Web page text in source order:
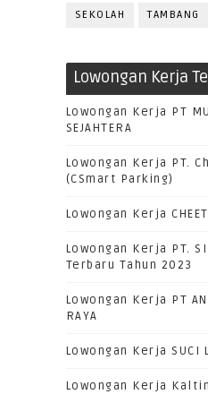
SEKOLAH TAMBANG
Lowongan Kerja
Lowongan Kerja PT
SEJAHTERA
Lowongan Kerja PT.
(CSmart Parking)
Lowongan Kerja
Lowongan Kerja PT.
Terbaru Tahun 2023
Lowongan Kerja PT
RAYA
Lowongan Kerja SUCI
Lowongan Kerja